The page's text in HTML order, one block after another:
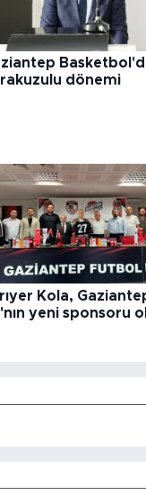
dönemi
Kola,
yeni sponsoru